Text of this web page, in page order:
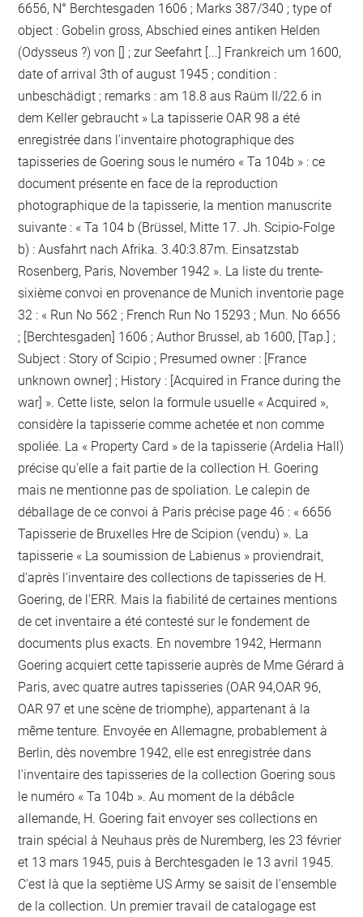
6656, N° Berchtesgaden 1606 ; Marks 387/340 ; type of
object : Gobelin gross, Abschied eines antiken Helden
(Odysseus ?) von [] ; zur Seefahrt [...] Frankreich um 1600,
date of arrival 3th of august 1945 ; condition :
unbeschädigt ; remarks : am 18.8 aus Raüm II/22.6 in
dem Keller gebraucht » La tapisserie OAR 98 a été
enregistrée dans l'inventaire photographique des
tapisseries de Goering sous le numéro « Ta 104b » : ce
document présente en face de la reproduction
photographique de la tapisserie, la mention manuscrite
suivante : « Ta 104 b (Brüssel, Mitte 17. Jh. Scipio-Folge
b) : Ausfahrt nach Afrika. 3.40:3.87m. Einsatzstab
Rosenberg, Paris, November 1942 ». La liste du trente-
sixième convoi en provenance de Munich inventorie page
32 : « Run No 562 ; French Run No 15293 ; Mun. No 6656
; [Berchtesgaden] 1606 ; Author Brussel, ab 1600, [Tap.] ;
Subject : Story of Scipio ; Presumed owner : [France
unknown owner] ; History : [Acquired in France during the
war] ». Cette liste, selon la formule usuelle « Acquired »,
considère la tapisserie comme achetée et non comme
spoliée. La « Property Card » de la tapisserie (Ardelia Hall)
précise qu'elle a fait partie de la collection H. Goering
mais ne mentionne pas de spoliation. Le calepin de
déballage de ce convoi à Paris précise page 46 : « 6656
Tapisserie de Bruxelles Hre de Scipion (vendu) ». La
tapisserie « La soumission de Labienus » proviendrait,
d'après l'inventaire des collections de tapisseries de H.
Goering, de l'ERR. Mais la fiabilité de certaines mentions
de cet inventaire a été contesté sur le fondement de
documents plus exacts. En novembre 1942, Hermann
Goering acquiert cette tapisserie auprès de Mme Gérard à
Paris, avec quatre autres tapisseries (OAR 94,OAR 96,
OAR 97 et une scène de triomphe), appartenant à la
même tenture. Envoyée en Allemagne, probablement à
Berlin, dès novembre 1942, elle est enregistrée dans
l'inventaire des tapisseries de la collection Goering sous
le numéro « Ta 104b ». Au moment de la débâcle
allemande, H. Goering fait envoyer ses collections en
train spécial à Neuhaus près de Nuremberg, les 23 février
et 13 mars 1945, puis à Berchtesgaden le 13 avril 1945.
C'est là que la septième US Army se saisit de l'ensemble
de la collection. Un premier travail de catalogage est